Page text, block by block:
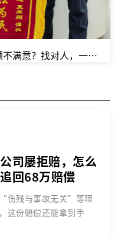
满意？找对人，一切都能
司屡拒赔，怎么
回68万赔偿
伤残与事故无关”等理
这份赔偿还能拿到手